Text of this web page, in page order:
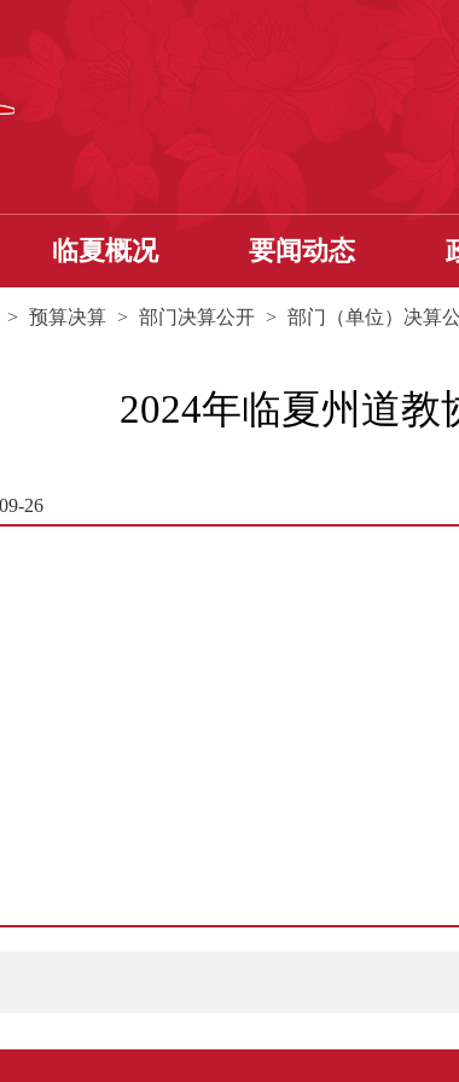
临夏概况 要闻动态
> 预算决算 > 部门决算公开 > 部门（单位）决算
2024年临夏州道教
26